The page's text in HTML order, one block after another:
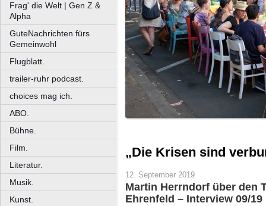
Frag' die Welt | Gen Z &
Alpha
GuteNachrichten fürs
Gemeinwohl
Flugblatt.
trailer-ruhr podcast.
choices mag ich.
ABO.
Bühne.
Film.
Literatur.
Musik.
Kunst.
„Die Krisen sind
12. September 2019
Martin Herrndorf über den
Ehrenfeld – Interview 09/19